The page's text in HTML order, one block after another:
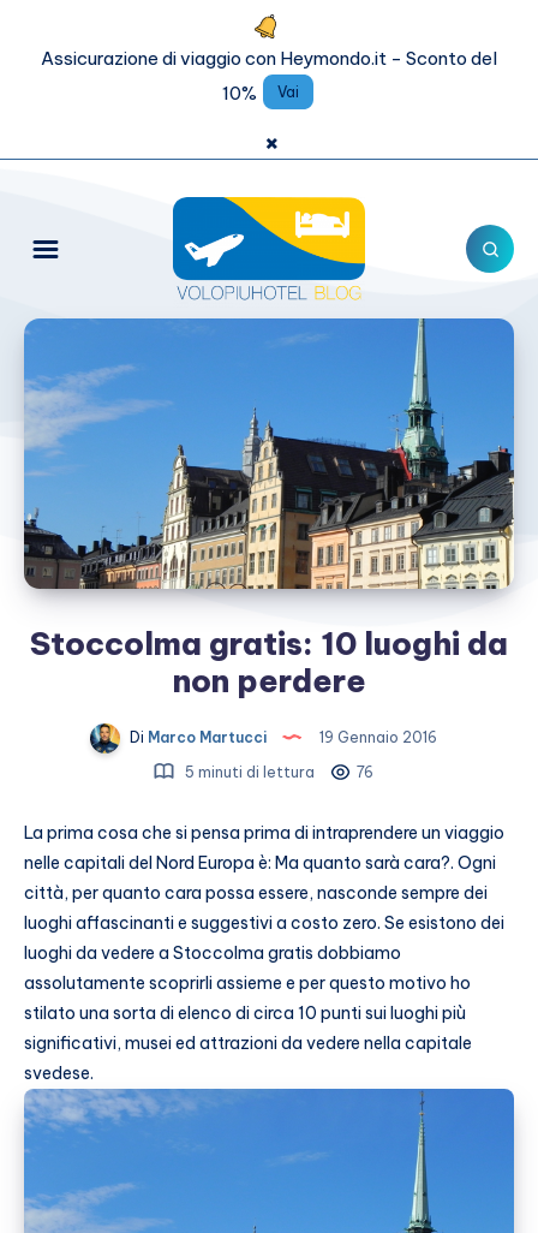
Assicurazione di viaggio con Heymondo.it - Sconto del
10%
Vai
×
Stoccolma gratis: 10 luoghi da
non perdere
Di Marco Martucci
19 Gennaio 2016
5 minuti di lettura
76
La prima cosa che si pensa prima di intraprendere un viaggio
nelle capitali del Nord Europa è: Ma quanto sarà cara?. Ogni
città, per quanto cara possa essere, nasconde sempre dei
luoghi affascinanti e suggestivi a costo zero. Se esistono dei
luoghi da vedere a Stoccolma gratis dobbiamo
assolutamente scoprirli assieme e per questo motivo ho
stilato una sorta di elenco di circa 10 punti sui luoghi più
significativi, musei ed attrazioni da vedere nella capitale
svedese.